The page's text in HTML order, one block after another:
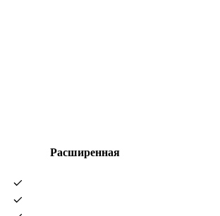
Расширенная